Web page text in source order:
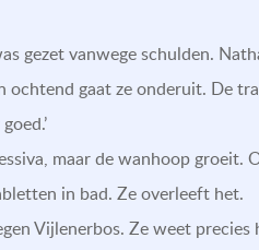
gezet vanwege schulden.
ochtend gaat ze onderuit. De
maar de wanhoop groeit.
in bad. Ze overleeft het.
Vijlenerbos. Ze weet precies